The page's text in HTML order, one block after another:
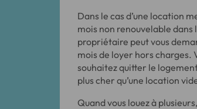
Dans le cas d’une location
mois non renouvelable dans
propriétaire peut vous
mois de loyer hors charges.
souhaitez quitter le
plus cher qu’une location
Quand vous louez à